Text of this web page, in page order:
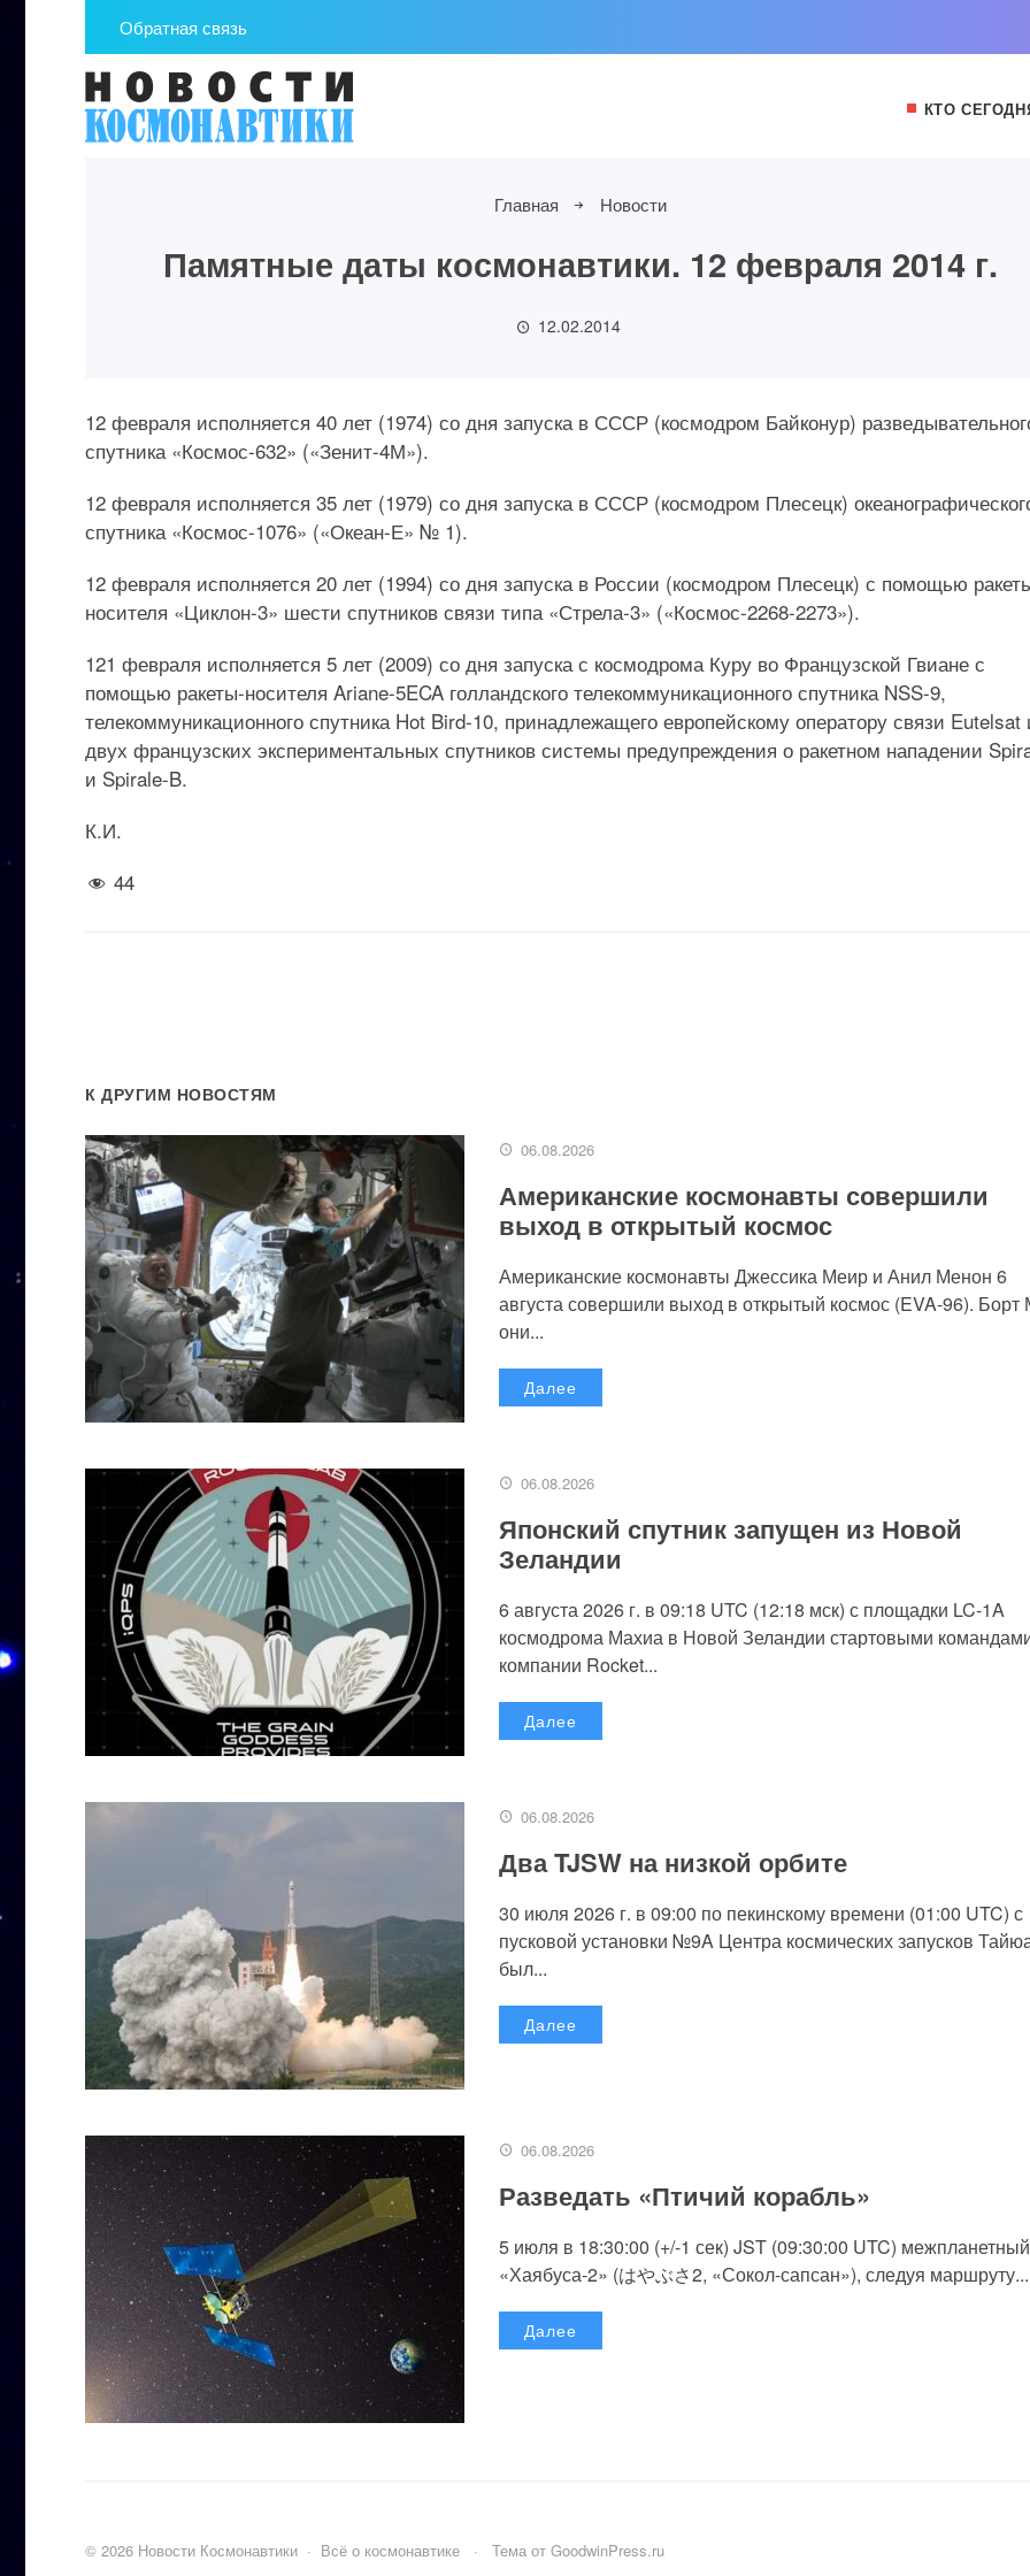
Обратная связь
КТО
Главная Новости
Памятные даты космонавтики. 12 февраля 2014 г.
12.02.2014
12 февраля исполняется 40 лет (1974) со дня запуска в СССР (космодром Байконур)
спутника «Космос-632» («Зенит-4М»).
12 февраля исполняется 35 лет (1979) со дня запуска в СССР (космодром Плесецк)
спутника «Космос-1076» («Океан-Е» № 1).
12 февраля исполняется 20 лет (1994) со дня запуска в России (космодром Плесецк) с помощью
носителя «Циклон-3» шести спутников связи типа «Стрела-3» («Космос-2268-2273»).
121 февраля исполняется 5 лет (2009) со дня запуска с космодрома Куру во Французской Гвиане с
помощью ракеты-носителя Ariane-5ECA голландского телекоммуникационного спутника NSS-9,
телекоммуникационного спутника Hot Bird-10, принадлежащего европейскому оператору связи Eutelsat
двух французских экспериментальных спутников системы предупреждения о ракетном нападении
и Spirale-B.
К.И.
44
К ДРУГИМ НОВОСТЯМ
06.08.2026
Американские космонавты совершили
выход в открытый космос
Американские космонавты Джессика Меир и Анил Менон 6
августа совершили выход в открытый космос (EVA-96).
они...
Далее
06.08.2026
Японский спутник запущен из Новой
Зеландии
6 августа 2026 г. в 09:18 UTC (12:18 мск) с площадки LC-1A
космодрома Махиа в Новой Зеландии стартовыми
компании Rocket...
Далее
06.08.2026
Два TJSW на низкой орбите
30 июля 2026 г. в 09:00 по пекинскому времени (01:00 UTC) с
пусковой установки №9A Центра космических запусков
был...
Далее
06.08.2026
Разведать «Птичий корабль»
5 июля в 18:30:00 (+/-1 сек) JST (09:30:00 UTC)
«Хаябуса-2» (はやぶさ2, «Сокол-сапсан»), следуя маршруту...
Далее
© 2026 Новости Космонавтики · Всё о космонавтике · Тема от GoodwinPress.ru